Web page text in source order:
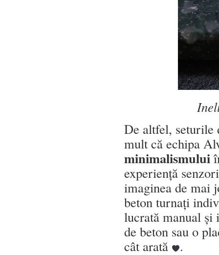
De altfel, seturile
mult că echipa
minimalismului
experiență
imaginea de mai
beton turnați
lucrată manual și
de beton sau o
cât arată
.